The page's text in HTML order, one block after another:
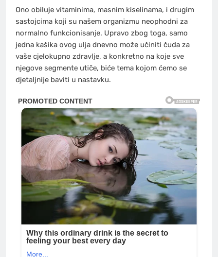
Ono obiluje vitaminima, masnim kiselinama, i drugim
sastojcima koji su našem organizmu neophodni za
normalno funkcionisanje. Upravo zbog toga, samo
jedna kašika ovog ulja dnevno može učiniti čuda za
vaše cjelokupno zdravlje, a konkretno na koje sve
njegove segmente utiče, biće tema kojom ćemo se
djetaljnije baviti u nastavku.